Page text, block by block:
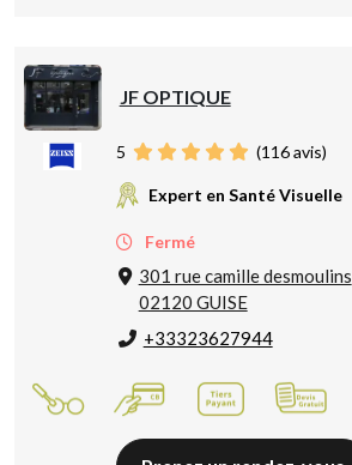
JF OPTIQUE
5 (116avis)
Expert en Santé Visuelle
Fermé
301 rue camille desmoulins
02120 GUISE
+33323627944